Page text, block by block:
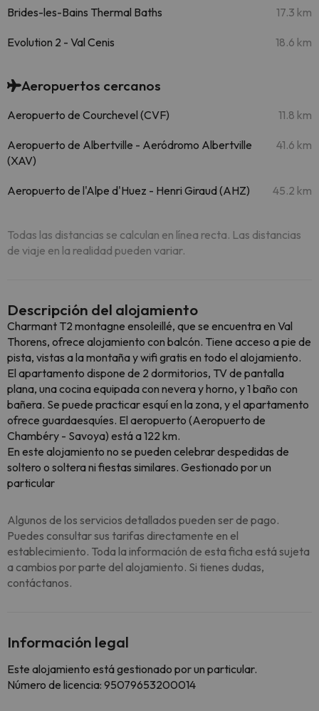
Brides-les-Bains Thermal Baths 17.3 km
Evolution 2 - Val Cenis 18.6 km
Aeropuertos cercanos
Aeropuerto de Courchevel (CVF) 11.8 km
Aeropuerto de Albertville - Aeródromo Albertville
(XAV)
41.6 km
Aeropuerto de l'Alpe d'Huez - Henri Giraud (AHZ) 45.2 km
Todas las distancias se calculan en línea recta. Las distancias
de viaje en la realidad pueden variar.
Descripción del alojamiento
Charmant T2 montagne ensoleillé, que se encuentra en Val
Thorens, ofrece alojamiento con balcón. Tiene acceso a pie de
pista, vistas a la montaña y wifi gratis en todo el alojamiento.
El apartamento dispone de 2 dormitorios, TV de pantalla
plana, una cocina equipada con nevera y horno, y 1 baño con
bañera. Se puede practicar esquí en la zona, y el apartamento
ofrece guardaesquíes. El aeropuerto (Aeropuerto de
Chambéry - Savoya) está a 122 km.
En este alojamiento no se pueden celebrar despedidas de
soltero o soltera ni fiestas similares. Gestionado por un
particular
Algunos de los servicios detallados pueden ser de pago.
Puedes consultar sus tarifas directamente en el
establecimiento. Toda la información de esta ficha está sujeta
a cambios por parte del alojamiento. Si tienes dudas,
contáctanos.
Información legal
Este alojamiento está gestionado por un particular.
Número de licencia: 95079653200014